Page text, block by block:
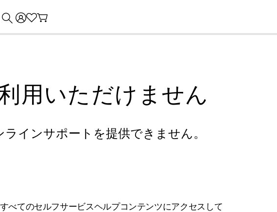
用いただけません
インサポートを提供できません。
べてのセルフサービスヘルプコンテンツにアクセスして